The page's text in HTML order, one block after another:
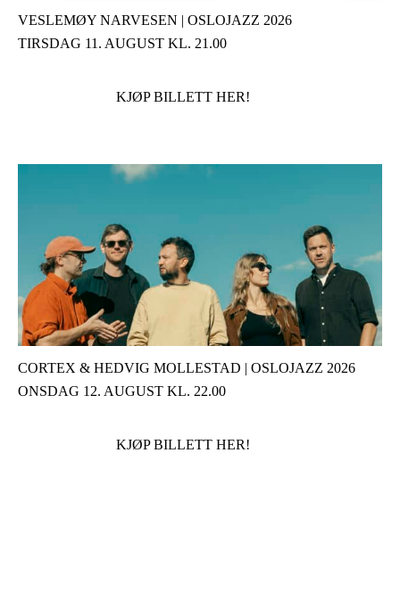
VESLEMØY NARVESEN | OSLOJAZZ 2026
TIRSDAG 11. AUGUST KL. 21.00
KJØP BILLETT HER!
CORTEX & HEDVIG MOLLESTAD | OSLOJAZZ 2026
ONSDAG 12. AUGUST KL. 22.00
KJØP BILLETT HER!